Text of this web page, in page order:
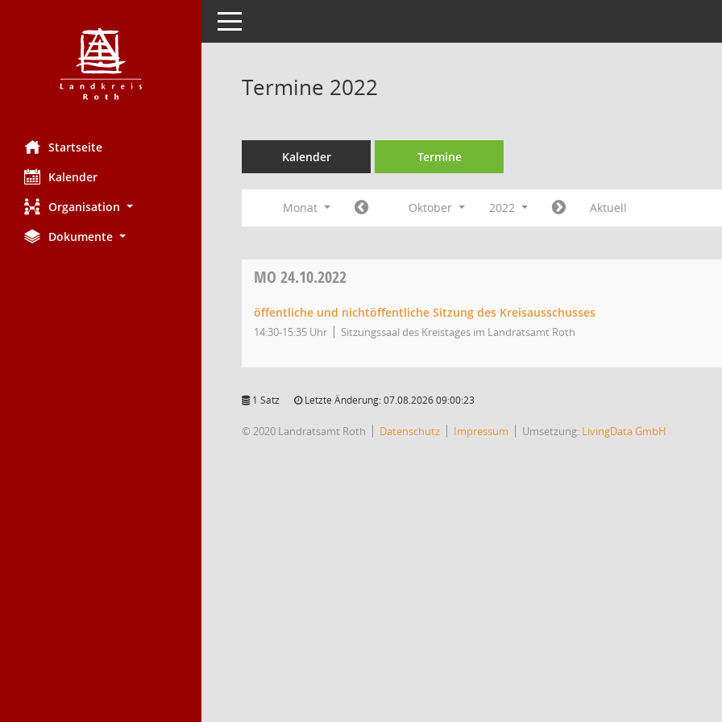
Startseite
Kalender
Organisation
Dokumente
Toggle navigation
Termine 2022
Kalender Termine
Monat Oktober 2022 Aktuell
MO 24.10.2022
öffentliche und nichtöffentliche Sitzung des Kreisausschusses
14:30-15:35 Uhr Sitzungssaal des Kreistages im Landratsamt Roth
1 Satz Letzte Änderung: 07.08.2026 09:00:23
© 2020 Landratsamt Roth Datenschutz Impressum Umsetzung: LivingData GmbH